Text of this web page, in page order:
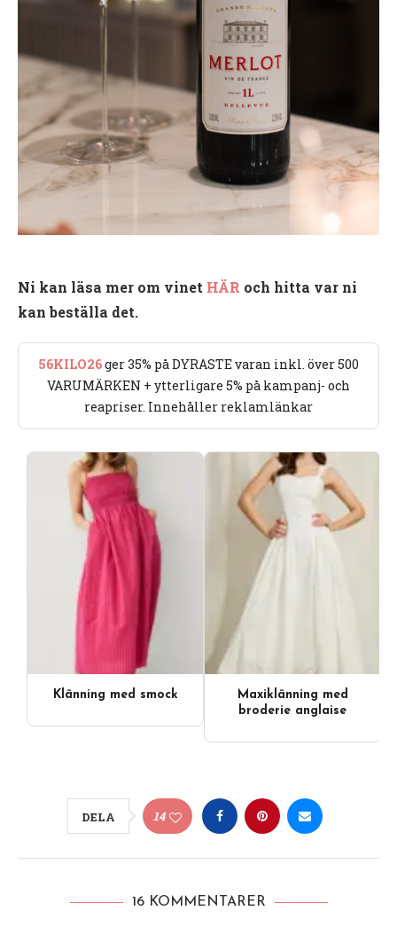
Ni kan läsa mer om vinet HÄR och hitta var ni
kan beställa det.
56KILO26ger 35% på DYRASTE varan inkl. över 500
VARUMÄRKEN + ytterligare 5% på kampanj- och
reapriser. Innehåller reklamlänkar
Klänning med smock
Maxiklänning med
broderie anglaise
DELA 14
16 KOMMENTARER